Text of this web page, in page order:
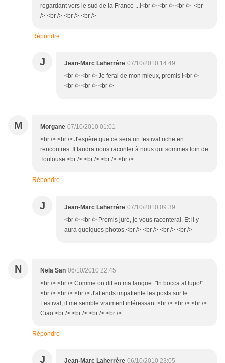
regardant vers le sud de la France ...!<br /> <br /> <br /> <br
/> <br /> <br /> <br />
Répondre
J Jean-Marc Laherrère 07/10/2010 14:49
<br /> <br /> Je ferai de mon mieux, promis !<br />
<br /> <br /> <br />
M Morgane 07/10/2010 01:01
<br /> <br /> J'espère que ce sera un festival riche en
rencontres. Il faudra nous raconter à nous qui sommes loin de
Toulouse.<br /> <br /> <br /> <br />
Répondre
J Jean-Marc Laherrère 07/10/2010 09:39
<br /> <br /> Promis juré, je vous raconterai. Et il y
aura quelques photos.<br /> <br /> <br /> <br />
N Nela San 06/10/2010 22:45
<br /> <br /> Comme on dit en ma langue: "In bocca al lupo!"
<br /> <br /> <br /> J'attends impatiente les posts sur le
Festival, il me semble vraiment intéressant.<br /> <br /> <br />
Ciao.<br /> <br /> <br /> <br />
Répondre
J Jean-Marc Laherrère 06/10/2010 23:05